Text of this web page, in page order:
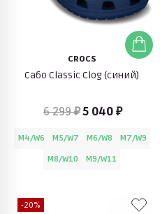
CROCS
Сабо Classic Clog (синий)
6 299 ₽5 040 ₽
M4/W6 M5/W7 M6/W8
M7/W9
M8/W10
M9/W11
-20%